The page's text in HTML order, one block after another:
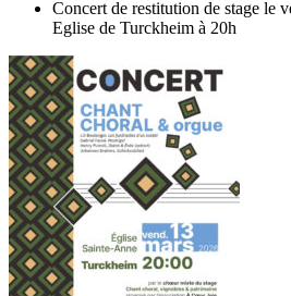
Concert de restitution de stage le
Eglise de Turckheim à 20h